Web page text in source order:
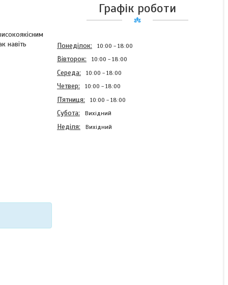
навіть
Графік роботи
Понеділок 10:00 18:00
Вівторок 10:00 18:00
Середа 10:00 18:00
Четвер 10:00 18:00
Пʼятниця 10:00 18:00
Субота Вихідний
Неділя Вихідний